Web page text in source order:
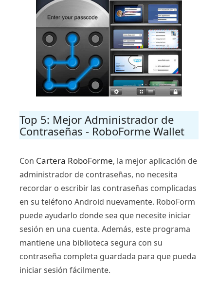
Top 5: Mejor Administrador de
Contraseñas - RoboForme Wallet
Con Cartera RoboForme, la mejor aplicación de
administrador de contraseñas, no necesita
recordar o escribir las contraseñas complicadas
en su teléfono Android nuevamente. RoboForm
puede ayudarlo donde sea que necesite iniciar
sesión en una cuenta. Además, este programa
mantiene una biblioteca segura con su
contraseña completa guardada para que pueda
iniciar sesión fácilmente.